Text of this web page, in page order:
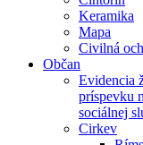
Keramika
Mapa
Civilná
Občan
Evidencia
príspevku
sociálnej
Cirkev